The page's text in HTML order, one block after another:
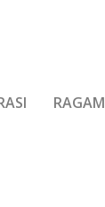
RAGAM